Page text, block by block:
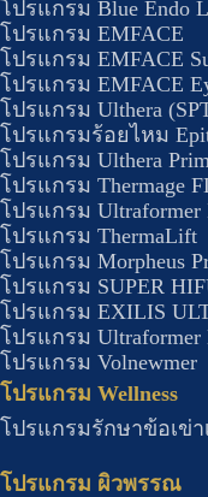
โปรแกรม Blue Endo
โปรแกรม EMFACE
โปรแกรม EMFACE
โปรแกรม EMFACE
โปรแกรม Ulthera
โปรแกรมร้อยไหม
โปรแกรม Ulthera
โปรแกรม Thermage
โปรแกรม
โปรแกรม ThermaLift
โปรแกรม Morpheus
โปรแกรม SUPER
โปรแกรม EXILIS
โปรแกรม Ultraformer
โปรแกรม Volnewmer
โปรแกรม Wellness​
โปรแกรมรักษาข้อเข่า
โปรแกรม ผิวพรรณ